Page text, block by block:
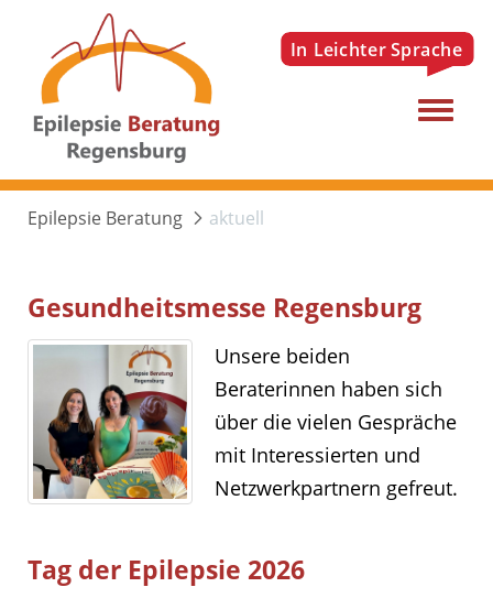
Menu
Epilepsie Beratung aktuell
Gesundheitsmesse Regensburg
Unsere beiden
Beraterinnen haben sich
über die vielen Gespräche
mit Interessierten und
Netzwerkpartnern gefreut.
Tag der Epilepsie 2026